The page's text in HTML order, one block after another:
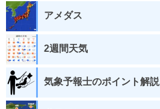
アメダス
2週間天気
気象予報士のポイント解説